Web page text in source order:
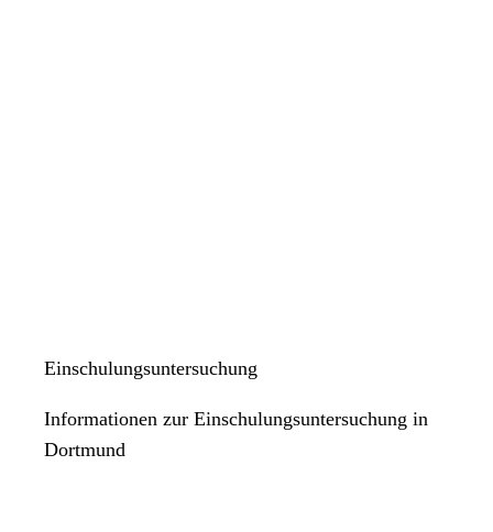
Einschulungsuntersuchung
Informationen zur Einschulungsuntersuchung in
Dortmund